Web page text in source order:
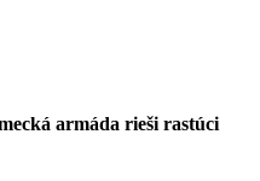
armáda rieši rastúci